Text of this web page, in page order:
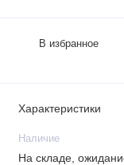
В избранное
Характеристики
Наличие
На складе,